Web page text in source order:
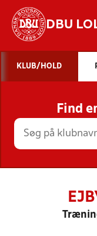
DBU
KLUB/HOLD
Find